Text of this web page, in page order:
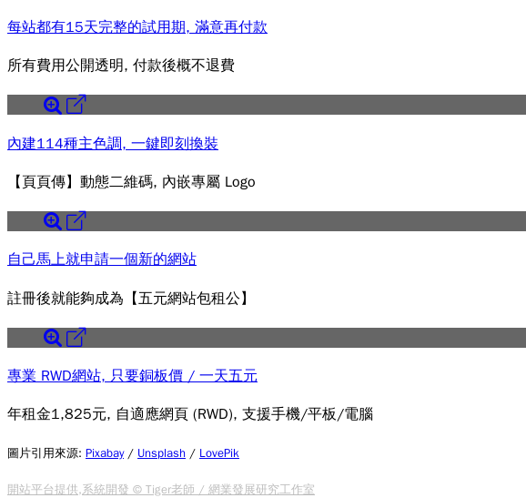
每站都有15天完整的試用期, 滿意再付款
所有費用公開透明, 付款後概不退費
內建114種主色調, 一鍵即刻換裝
【頁頁傳】動態二維碼, 內嵌專屬 Logo
自己馬上就申請一個新的網站
註冊後就能夠成為【五元網站包租公】
專業 RWD網站, 只要銅板價 / 一天五元
年租金1,825元, 自適應網頁 (RWD), 支援手機/平板/電腦
圖片引用來源: Pixabay/ Unsplash / LovePik
開站平台提供,系統開發 © Tiger老師 / 網業發展研究工作室